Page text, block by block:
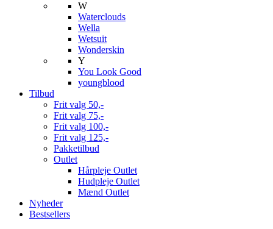
W
Waterclouds
Wella
Wetsuit
Wonderskin
Y
You Look Good
youngblood
Tilbud
Frit valg 50,-
Frit valg 75,-
Frit valg 100,-
Frit valg 125,-
Pakketilbud
Outlet
Hårpleje Outlet
Hudpleje Outlet
Mænd Outlet
Nyheder
Bestsellers